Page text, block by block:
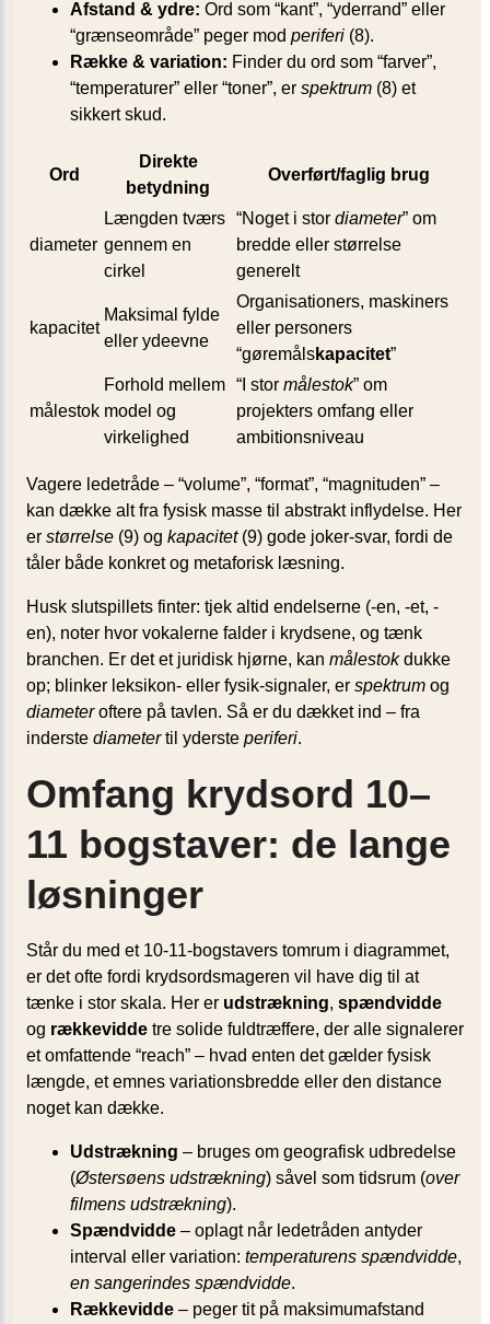
Afstand & ydre: Ord som “kant”, “yderrand” eller
“grænseområde” peger mod periferi (8).
Række & variation: Finder du ord som “farver”,
“temperaturer” eller “toner”, er spektrum (8) et
sikkert skud.
Ord
Direkte
betydning
Overført/faglig brug
diameter
Længden tværs
gennem en
cirkel
“Noget i stor diameter” om
bredde eller størrelse
generelt
kapacitet
Maksimal fylde
eller ydeevne
Organisationers, maskiners
eller personers
“gøremålskapacitet”
målestok
Forhold mellem
model og
virkelighed
“I stor målestok” om
projekters omfang eller
ambitionsniveau
Vagere ledetråde – “volume”, “format”, “magnituden” –
kan dække alt fra fysisk masse til abstrakt inflydelse. Her
er størrelse (9) og kapacitet(9) gode joker-svar, fordi de
tåler både konkret og metaforisk læsning.
Husk slutspillets finter: tjek altid endelserne (-en, -et, -
en), noter hvor vokalerne falder i krydsene, og tænk
branchen. Er det et juridisk hjørne, kan målestokdukke
op; blinker leksikon- eller fysik-signaler, er spektrum og
diameteroftere på tavlen. Så er du dækket ind – fra
inderste diametertil yderste periferi.
Omfang krydsord 10–
11 bogstaver: de lange
løsninger
Står du med et 10-11-bogstavers tomrum i diagrammet,
er det ofte fordi krydsords­mageren vil have dig til at
tænke i stor skala. Her er udstrækning, spændvidde
og rækkevidde tre solide fuldtræffere, der alle signalerer
et omfattende “reach” – hvad enten det gælder fysisk
længde, et emnes variationsbredde eller den distance
noget kan dække.
Udstrækning – bruges om geografisk udbredelse
(Østersøens udstrækning) såvel som tidsrum (over
filmens udstrækning).
Spændvidde – oplagt når ledetråden antyder
interval eller variation: temperaturens spændvidde,
en sangerindes spændvidde.
Rækkevidde – peger tit på maksimumafstand